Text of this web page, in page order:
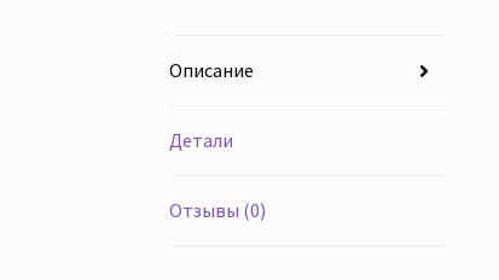
Описание
Детали
Отзывы (0)